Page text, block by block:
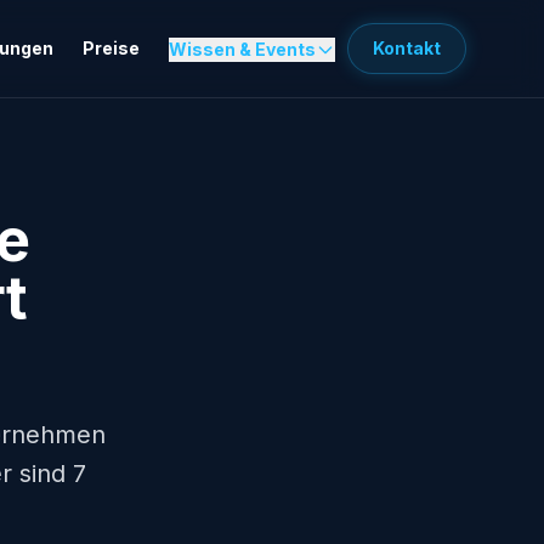
Preise Wissen & Events Kontakt
sind 7